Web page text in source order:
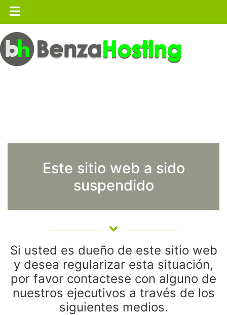
Este sitio web a sido
suspendido
Si usted es dueño de este sitio web
y desea regularizar esta situación,
por favor contactese con alguno de
nuestros ejecutivos a través de los
siguientes medios.